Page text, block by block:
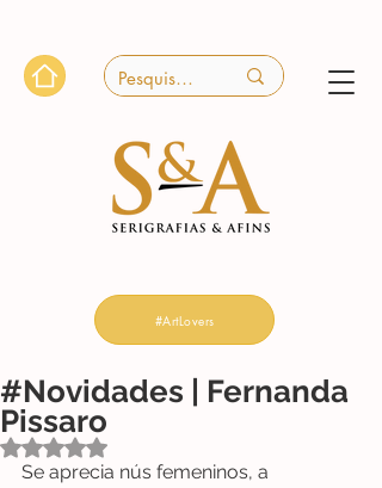
#ArtLovers
#Novidades | Fernanda
Pissaro
Avaliado com NaN de 5 estrelas.
Se aprecia nús femeninos, a